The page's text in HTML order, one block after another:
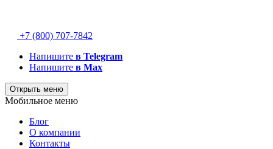
+7 (800) 707-7842
Напишите в Telegram
Напишите в Max
Открыть меню
Мобильное меню
Блог
О компании
Контакты